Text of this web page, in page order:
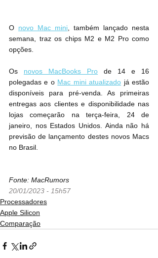
O novo Mac mini , também lançado nesta
semana, traz os chips M2 e M2 Pro como
opções.
Os novos MacBooks Pro de 14 e 16
polegadas e o Mac mini atualizado já estão
disponíveis para pré-venda. As primeiras
entregas aos clientes e disponibilidade nas
lojas começarão na terça-feira, 24 de
janeiro, nos Estados Unidos. Ainda não há
previsão de lançamento destes novos Macs
no Brasil.
Fonte: MacRumors
20/01/2023 - 15h57
Processadores
Apple Silicon
Comparação